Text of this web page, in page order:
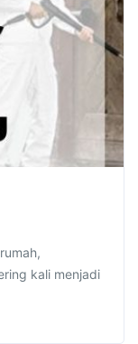
kali menjadi